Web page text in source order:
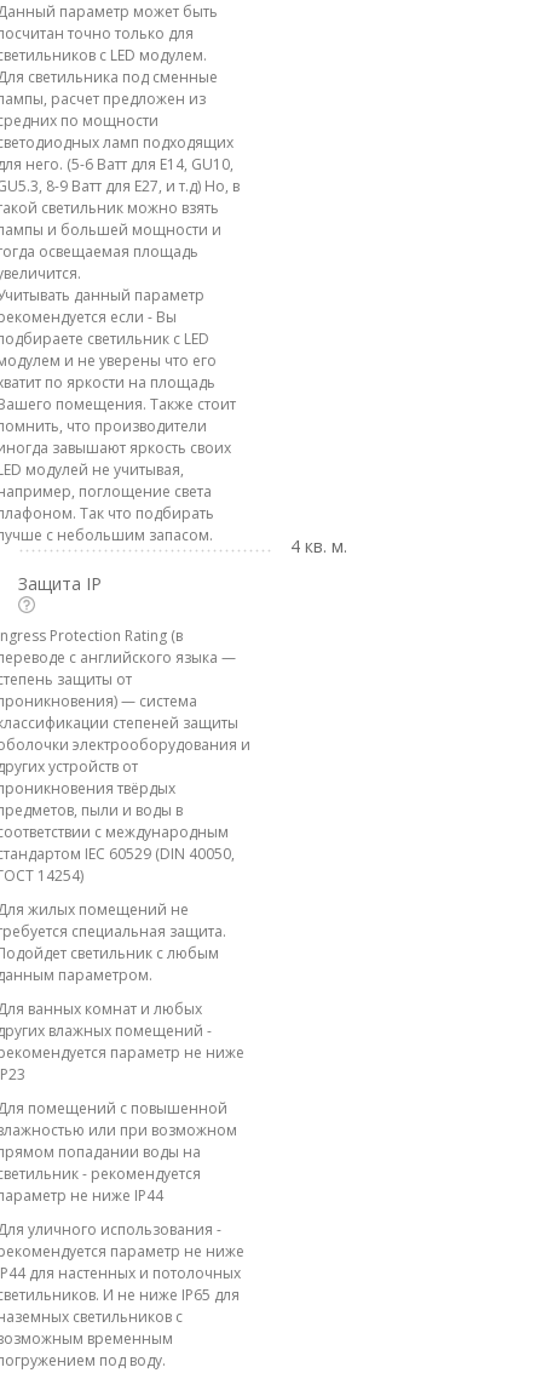
параметр может быть
точно только для
с LED модулем.
светильника под сменные
расчет предложен из
по мощности
ламп подходящих
него. (5-6 Ватт для E14, GU10,
8-9 Ватт для E27, и т.д) Но, в
светильник можно взять
и большей мощности и
освещаемая площадь
данный параметр
если - Вы
светильник с LED
и не уверены что его
по яркости на площадь
помещения. Также стоит
что производители
завышают яркость своих
модулей не учитывая,
поглощение света
Так что подбирать
с небольшим запасом.
4 кв. м.
Защита IP
Protection Rating (в
с английского языка —
защиты от
— система
степеней защиты
электрооборудования и
устройств от
твёрдых
пыли и воды в
с международным
IEC 60529 (DIN 40050,
14254)
жилых помещений не
специальная защита.
светильник с любым
параметром.
ванных комнат и любых
влажных помещений -
параметр не ниже
помещений с повышенной
или при возможном
попадании воды на
- рекомендуется
не ниже IP44
уличного использования -
параметр не ниже
для настенных и потолочных
И не ниже IP65 для
светильников с
временным
под воду.